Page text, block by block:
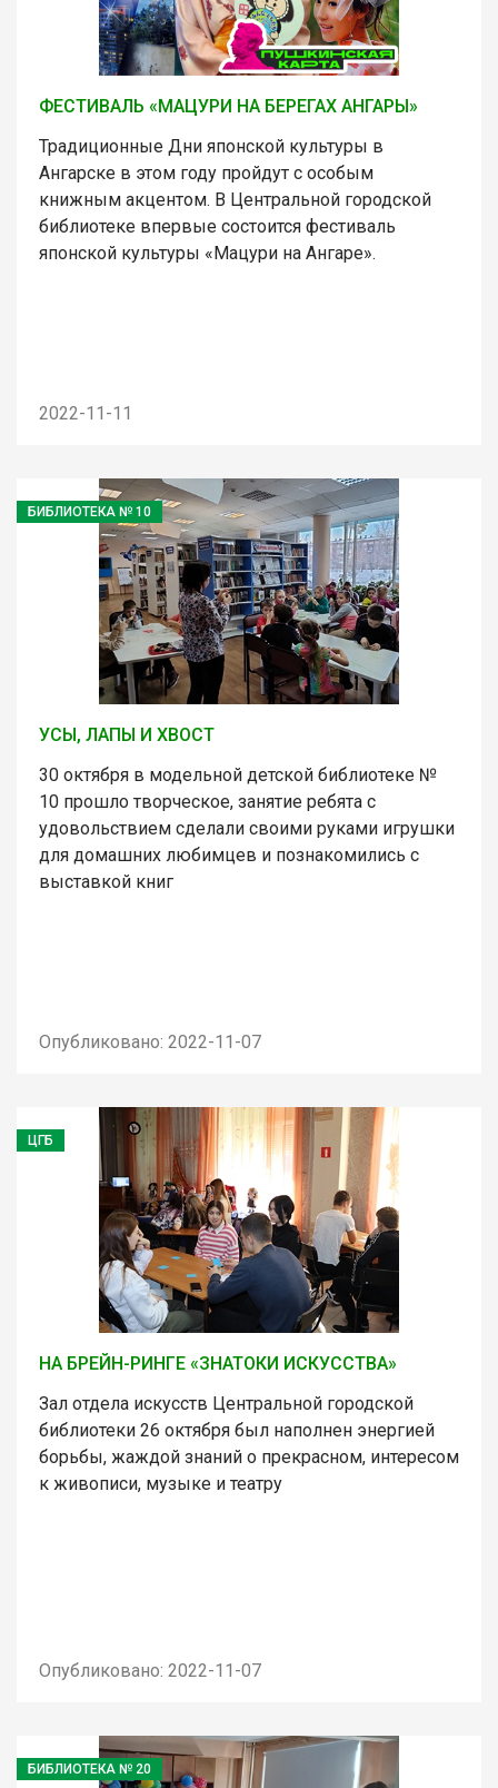
ФЕСТИВАЛЬ «МАЦУРИ НА БЕРЕГАХ АНГАРЫ»
Традиционные Дни японской культуры в
Ангарске в этом году пройдут с особым
книжным акцентом. В Центральной городской
библиотеке впервые состоится фестиваль
японской культуры «Мацури на Ангаре».
2022-11-11
БИБЛИОТЕКА № 10
УСЫ, ЛАПЫ И ХВОСТ
30 октября в модельной детской библиотеке №
10 прошло творческое, занятие ребята с
удовольствием сделали своими руками игрушки
для домашних любимцев и познакомились с
выставкой книг
Опубликовано: 2022-11-07
ЦГБ
НА БРЕЙН-РИНГЕ «ЗНАТОКИ ИСКУССТВА»
Зал отдела искусств Центральной городской
библиотеки 26 октября был наполнен энергией
борьбы, жаждой знаний о прекрасном, интересом
к живописи, музыке и театру
Опубликовано: 2022-11-07
БИБЛИОТЕКА № 20